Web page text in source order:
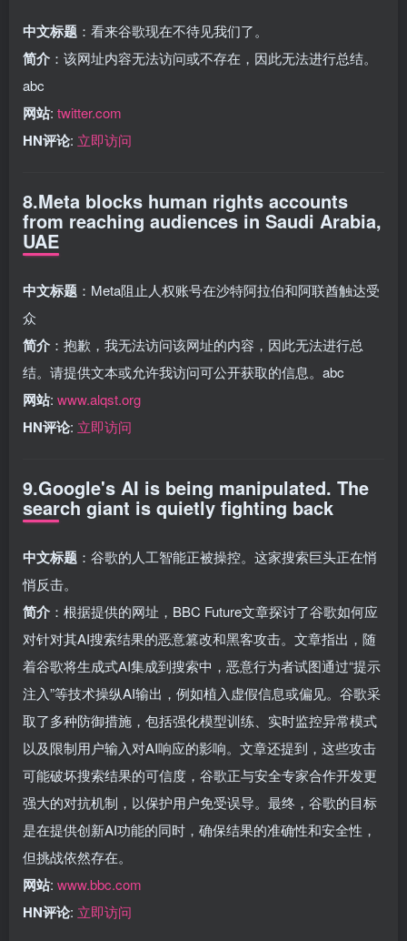
中文标题 ：看来谷歌现在不待见我们了。
简介 ：该网址内容无法访问或不存在，因此无法进行总结。
abc
网站: twitter.com
HN评论: 立即访问
8.Meta blocks human rights accounts
from reaching audiences in Saudi Arabia,
UAE
中文标题 ：Meta阻止人权账号在沙特阿拉伯和阿联酋触达受
众
简介 ：抱歉，我无法访问该网址的内容，因此无法进行总
结。请提供文本或允许我访问可公开获取的信息。abc
网站: www.alqst.org
HN评论: 立即访问
9.Google's AI is being manipulated. The
search giant is quietly fighting back
中文标题 ：谷歌的人工智能正被操控。这家搜索巨头正在悄
悄反击。
简介 ：根据提供的网址，BBC Future文章探讨了谷歌如何应
对针对其AI搜索结果的恶意篡改和黑客攻击。文章指出，随
着谷歌将生成式AI集成到搜索中，恶意行为者试图通过“提示
注入”等技术操纵AI输出，例如植入虚假信息或偏见。谷歌采
取了多种防御措施，包括强化模型训练、实时监控异常模式
以及限制用户输入对AI响应的影响。文章还提到，这些攻击
可能破坏搜索结果的可信度，谷歌正与安全专家合作开发更
强大的对抗机制，以保护用户免受误导。最终，谷歌的目标
是在提供创新AI功能的同时，确保结果的准确性和安全性，
但挑战依然存在。
网站: www.bbc.com
HN评论: 立即访问